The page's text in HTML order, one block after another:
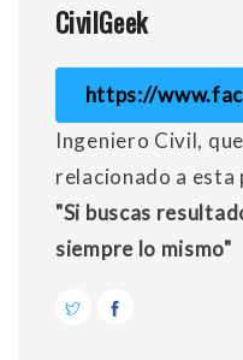
CivilGeek
https://
Ingeniero Civil,
relacionado a esta
"Si buscas
siempre lo mismo"